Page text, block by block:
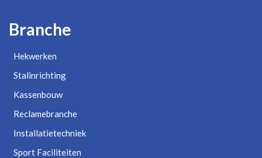
Branche
Hekwerken
Stalinrichting
Kassenbouw
Reclamebranche
Installatietechniek
Sport Faciliteiten